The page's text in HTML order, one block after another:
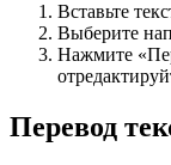
Вставьте
Выберите
Нажмите
Перевод